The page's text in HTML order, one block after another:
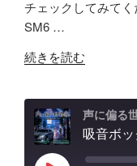
Wave
XLR
Pro
ュ
ー
RSS FEED
EMBED
チェックしてみて
SM6 …
"Elgato
PRO
試
続きを読む
声に偏る